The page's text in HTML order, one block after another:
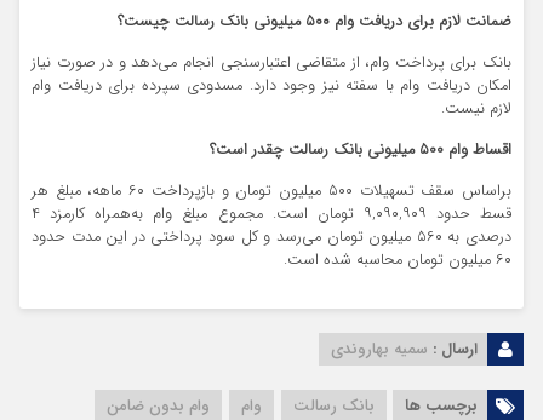
ضمانت لازم برای دریافت وام ۵۰۰ میلیونی بانک رسالت چیست؟
بانک برای پرداخت وام، از متقاضی اعتبارسنجی انجام می‌دهد و در صورت نیاز
امکان دریافت وام با سفته نیز وجود دارد. مسدودی سپرده برای دریافت وام
لازم نیست.
اقساط وام ۵۰۰ میلیونی بانک رسالت چقدر است؟
براساس سقف تسهیلات ۵۰۰ میلیون تومان و بازپرداخت ۶۰ ماهه، مبلغ هر
قسط حدود ۹,۰۹۰,۹۰۹ تومان است. مجموع مبلغ وام به‌همراه کارمزد ۴
درصدی به ۵۶۰ میلیون تومان می‌رسد و کل سود پرداختی در این مدت حدود
۶۰ میلیون تومان محاسبه شده است.
ارسال : سمیه بهاروندی
برچسب ها بانک رسالت وام وام بدون ضامن